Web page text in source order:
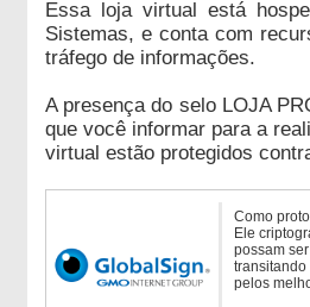
Essa loja virtual está
Sistemas, e conta com
tráfego de informações.
A presença do selo LOJA
que você informar para a
virtual estão protegidos
Como
Ele
possam
transitando
pelos